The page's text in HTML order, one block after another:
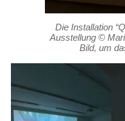
Die Installation
Ausstellung ©
Bild, um